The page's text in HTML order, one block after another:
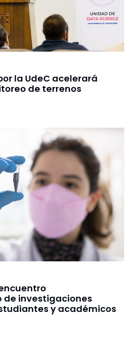
la UdeC acelerará
de terrenos
investigaciones
y académicos